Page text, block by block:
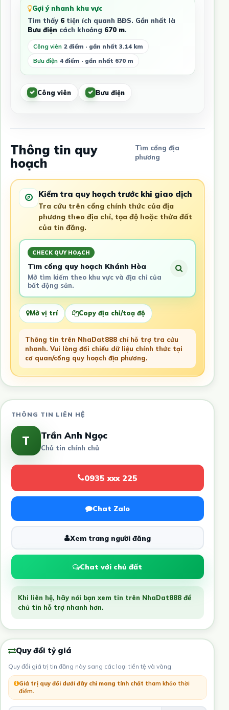
Gợi ý nhanh khu vực
Tìm thấy 6tiện ích quanh BĐS. Gần nhất là
Bưu điện cách khoảng 670 m.
Công viên 2 điểm · gần nhất 3.14 km
Bưu điện 4 điểm · gần nhất 670 m
Công viên Bưu điện
Thông tin quy
hoạch
Tìm cổng địa
phương
Kiểm tra quy hoạch trước khi giao dịch
Tra cứu trên cổng chính thức của địa
phương theo địa chỉ, tọa độ hoặc thửa đất
của tin đăng.
CHECK QUY HOẠCH
Tìm cổng quy hoạch Khánh Hòa
Mở tìm kiếm theo khu vực và địa chỉ của
bất động sản.
Mở vị trí Copy địa chỉ/toạ độ
Thông tin trên NhaDat888 chỉ hỗ trợ tra cứu
nhanh. Vui lòng đối chiếu dữ liệu chính thức tại
cơ quan/cổng quy hoạch địa phương.
THÔNG TIN LIÊN HỆ
T Trần Anh Ngọc
Chủ tin chính chủ
0935 xxx 225
Chat Zalo
Xem trang người đăng
Chat với chủ đất
Khi liên hệ, hãy nói bạn xem tin trên NhaDat888 để
chủ tin hỗ trợ nhanh hơn.
Quy đổi tỷ giá
Quy đổi giá trị tin đăng này sang các loại tiền tệ và vàng:
Giá trị quy đổi dưới đây chỉ mang tính chất tham khảo thời
điểm.